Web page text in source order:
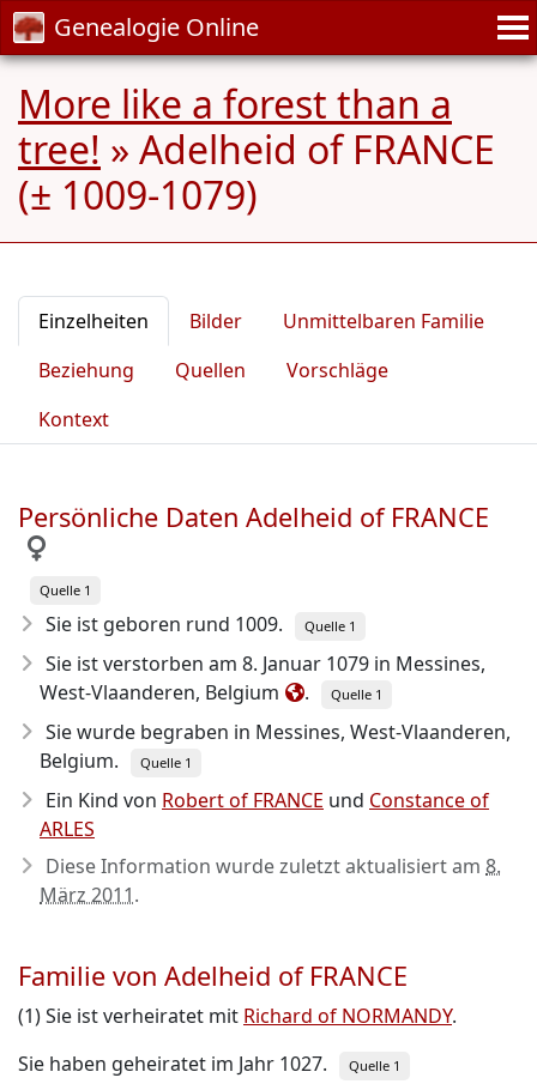
Genealogie Online
More like a forest than a
tree! » Adelheid of FRANCE
(± 1009-1079)
Einzelheiten Bilder
Unmittelbaren Familie
Beziehung
Quellen
Vorschläge
Kontext
Persönliche Daten Adelheid of FRANCE
Quelle 1
Sie ist geboren rund 1009. Quelle 1
Sie ist verstorben am 8. Januar 1079 in Messines,
West-Vlaanderen, Belgium
. Quelle 1
Sie wurde begraben in Messines, West-Vlaanderen,
Belgium.
Quelle 1
Ein Kind von Robert of FRANCE und Constance of
ARLES
Diese Information wurde zuletzt aktualisiert am 8.
März 2011.
Familie von Adelheid of FRANCE
(1) Sie ist verheiratet mit Richard of NORMANDY.
Sie haben geheiratet im Jahr 1027.
Quelle 1